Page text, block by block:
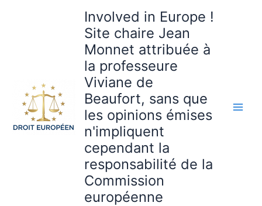
Involved in Europe !
Site chaire Jean
Monnet attribuée à
la professeure
Viviane de
Beaufort, sans que
les opinions émises
n'impliquent
cependant la
responsabilité de la
Commission
européenne